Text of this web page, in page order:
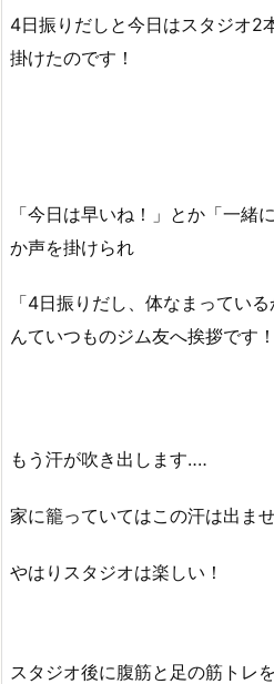
4日振りだしと今日はスタジオ2
掛けたのです！
「今日は早いね！」とか「一緒
か声を掛けられ
「4日振りだし、体なまってい
んていつものジム友へ挨拶です！
もう汗が吹き出します‥‥
家に籠っていてはこの汗は出ませ
やはりスタジオは楽しい！
スタジオ後に腹筋と足の筋トレ